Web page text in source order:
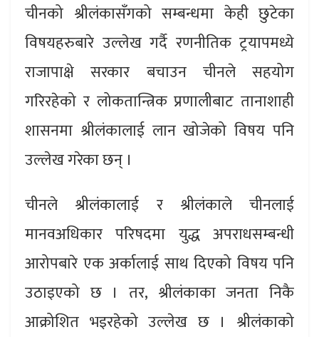
चीनको श्रीलंकासँगको सम्बन्धमा केही छुटेका
विषयहरुबारे उल्लेख गर्दै रणनीतिक ट्रयापमध्ये
राजापाक्षे सरकार बचाउन चीनले सहयोग
गरिरहेको र लोकतान्त्रिक प्रणालीबाट तानाशाही
शासनमा श्रीलंकालाई लान खोजेको विषय पनि
उल्लेख गरेका छन् ।
चीनले श्रीलंकालाई र श्रीलंकाले चीनलाई
मानवअधिकार परिषदमा युद्ध अपराधसम्बन्धी
आरोपबारे एक अर्कालाई साथ दिएको विषय पनि
उठाइएको छ । तर, श्रीलंकाका जनता निकै
आक्रोशित भइरहेको उल्लेख छ । श्रीलंकाको